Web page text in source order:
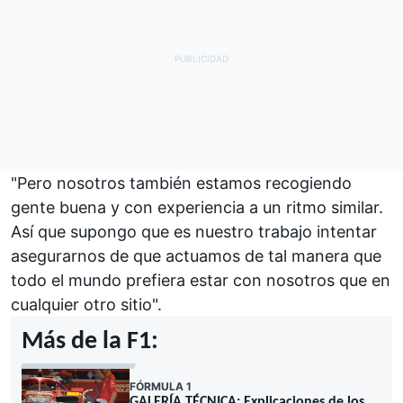
"Pero nosotros también estamos recogiendo
gente buena y con experiencia a un ritmo similar.
Así que supongo que es nuestro trabajo intentar
asegurarnos de que actuamos de tal manera que
todo el mundo prefiera estar con nosotros que en
cualquier otro sitio".
Más de la F1:
FÓRMULA 1